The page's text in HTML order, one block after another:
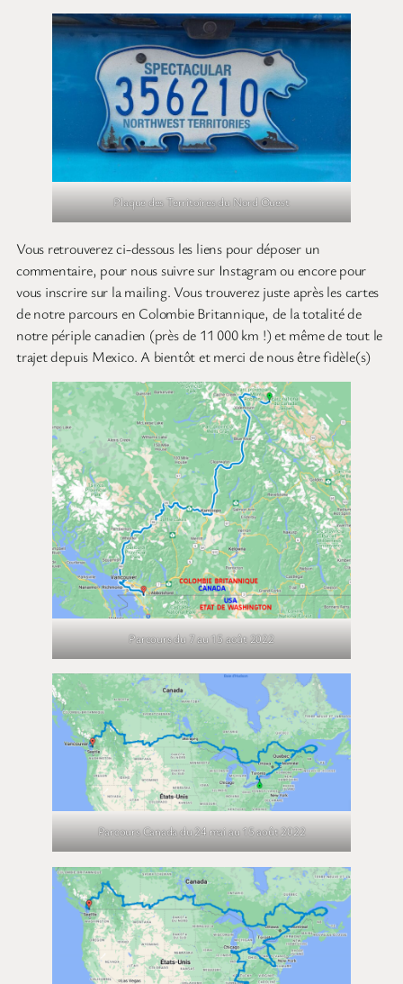
Plaque des Territoires du Nord Ouest
Vous retrouverez ci-dessous les liens pour déposer un
commentaire, pour nous suivre sur Instagram ou encore pour
vous inscrire sur la mailing. Vous trouverez juste après les cartes
de notre parcours en Colombie Britannique, de la totalité de
notre périple canadien (près de 11 000 km !) et même de tout le
trajet depuis Mexico. A bientôt et merci de nous être fidèle(s)
Parcours du 7 au 15 août 2022
Parcours Canada du 24 mai au 15 août 2022